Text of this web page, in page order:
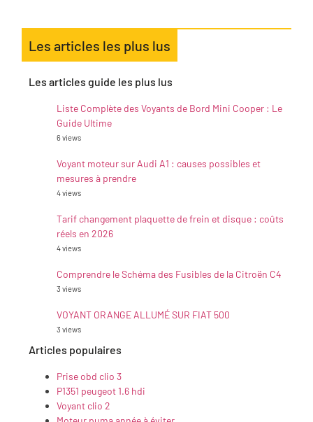
Les articles les plus lus
Les articles guide les plus lus
Liste Complète des Voyants de Bord Mini Cooper : Le
Guide Ultime
6 views
Voyant moteur sur Audi A1 : causes possibles et
mesures à prendre
4 views
Tarif changement plaquette de frein et disque : coûts
réels en 2026
4 views
Comprendre le Schéma des Fusibles de la Citroën C4
3 views
VOYANT ORANGE ALLUMÉ SUR FIAT 500
3 views
Articles populaires
Prise obd clio 3
P1351 peugeot 1.6 hdi
Voyant clio 2